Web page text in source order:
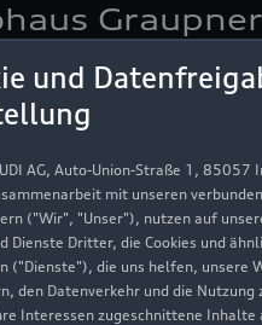
und
AG, Auto-Union-Straße 1, 85057
mit unseren
("Wir", "Unser"), nutzen auf
Dienste Dritter, die Cookies und
("Dienste"), die uns helfen, unsere
den Datenverkehr und die Nutzung
Interessen zugeschnittene Inhalte
Graupner
e-tron